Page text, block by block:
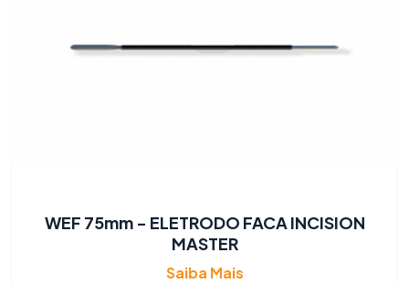
WEF 75mm - ELETRODO FACA INCISION
MASTER
Saiba Mais